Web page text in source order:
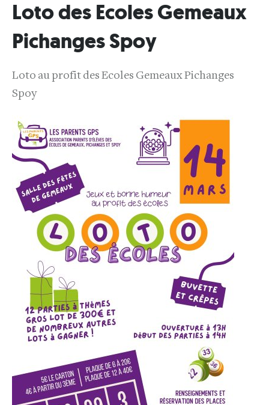
Loto des Ecoles Gemeaux
Pichanges Spoy
Loto au profit des Ecoles Gemeaux Pichanges
Spoy